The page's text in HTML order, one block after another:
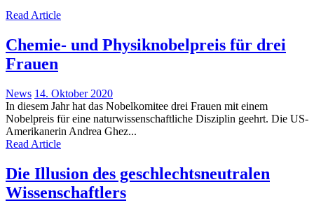
Read Article
Chemie- und Physiknobelpreis für drei
Frauen
News 14. Oktober 2020
In diesem Jahr hat das Nobelkomitee drei Frauen mit einem
Nobelpreis für eine naturwissenschaftliche Disziplin geehrt. Die US-
Amerikanerin Andrea Ghez...
Read Article
Die Illusion des geschlechtsneutralen
Wissenschaftlers